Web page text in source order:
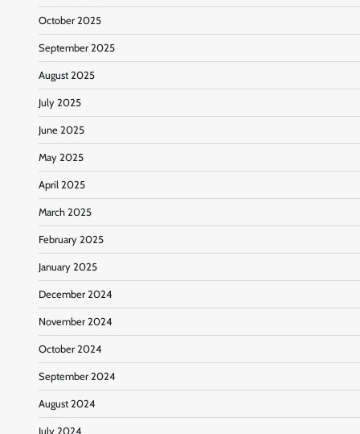
October 2025
September 2025
August 2025
July 2025
June 2025
May 2025
April 2025
March 2025
February 2025
January 2025
December 2024
November 2024
October 2024
September 2024
August 2024
July 2024